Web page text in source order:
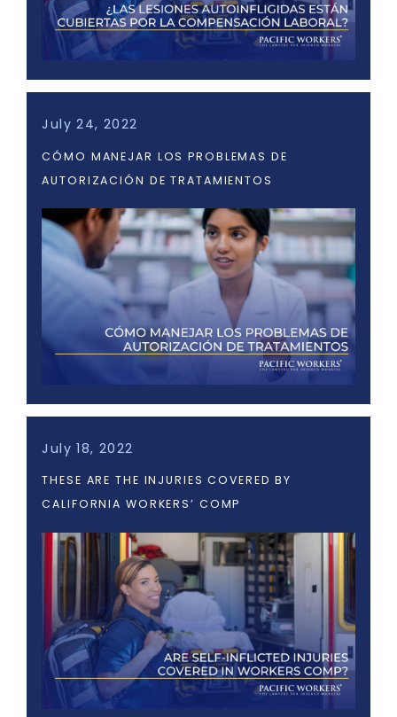
July 24, 2022
CÓMO MANEJAR LOS PROBLEMAS DE
AUTORIZACIÓN DE TRATAMIENTOS
July 18, 2022
THESE ARE THE INJURIES COVERED BY
CALIFORNIA WORKERS’ COMP